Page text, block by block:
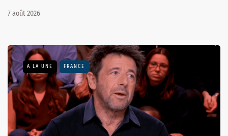
7 août 2026
A LA UNE FRANCE